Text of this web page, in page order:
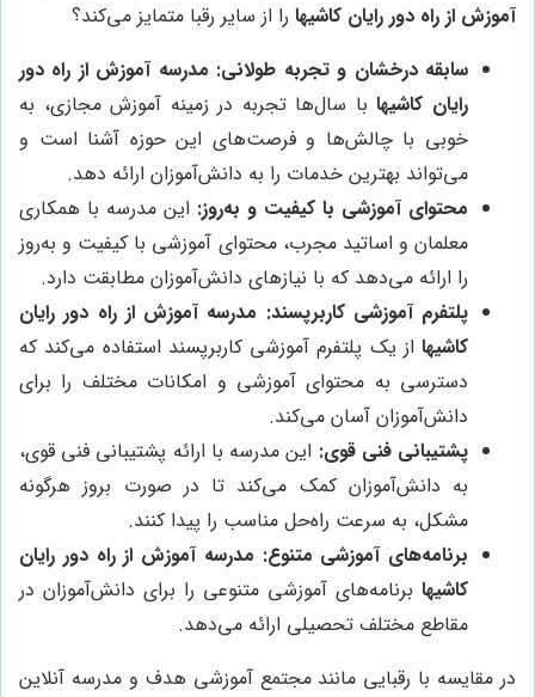
آموزش از راه دور رایان کاشیها را از سایر رقبا متمایز می‌کند؟
سابقه درخشان و تجربه طولانی: مدرسه آموزش از راه دور
رایان کاشیهابا سال‌ها تجربه در زمینه آموزش مجازی، به
خوبی با چالش‌ها و فرصت‌های این حوزه آشنا است و
می‌تواند بهترین خدمات را به دانش‌آموزان ارائه دهد.
محتوای آموزشی با کیفیت و به‌روز: این مدرسه با همکاری
معلمان و اساتید مجرب، محتوای آموزشی با کیفیت و به‌روز
را ارائه می‌دهد که با نیازهای دانش‌آموزان مطابقت دارد.
پلتفرم آموزشی کاربرپسند: مدرسه آموزش از راه دور رایان
کاشیها از یک پلتفرم آموزشی کاربرپسند استفاده می‌کند که
دسترسی به محتوای آموزشی و امکانات مختلف را برای
دانش‌آموزان آسان می‌کند.
پشتیبانی فنی قوی: این مدرسه با ارائه پشتیبانی فنی قوی،
به دانش‌آموزان کمک می‌کند تا در صورت بروز هرگونه
مشکل، به سرعت راه‌حل مناسب را پیدا کنند.
برنامه‌های آموزشی متنوع: مدرسه آموزش از راه دور رایان
کاشیها برنامه‌های آموزشی متنوعی را برای دانش‌آموزان در
مقاطع مختلف تحصیلی ارائه می‌دهد.
در مقایسه با رقبایی مانند مجتمع آموزشی هدف و مدرسه آنلاین